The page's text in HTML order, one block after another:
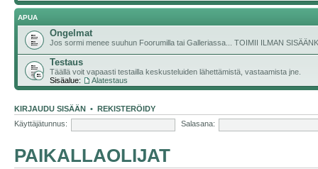
APUA
Ongelmat
Jos sormi menee suuhun Foorumilla tai Galleriassa... TOIMII ILMAN
Testaus
Täällä voit vapaasti testailla keskusteluiden lähettämistä, vastaamista jne.
Sisäalue:
Alatestaus
KIRJAUDU SISÄÄN • REKISTERÖIDY
Käyttäjätunnus:
Salasana:
PAIKALLAOLIJAT